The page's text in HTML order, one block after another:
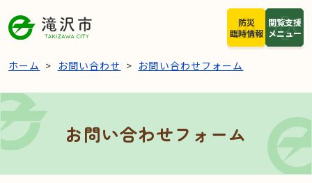
閲覧支援
メニュー
防災
臨時情報
ホーム お問い合わせ お問い合わせフォーム
お問い合わせフォーム